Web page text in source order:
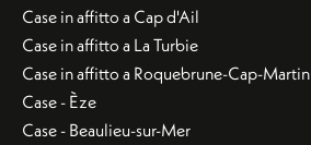
Case in affitto a Cap d'Ail
Case in affitto a La Turbie
Case in affitto a Roquebrune-Cap-Martin
Case - Èze
Case - Beaulieu-sur-Mer